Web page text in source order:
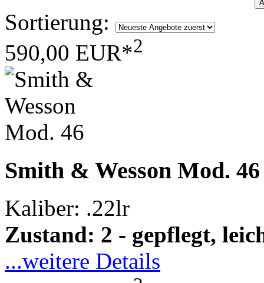
Sortierung:
590,00 EUR*2
Smith & Wesson Mod. 46
Kaliber: .22lr
Zustand: 2 - gepflegt,
...weitere Details